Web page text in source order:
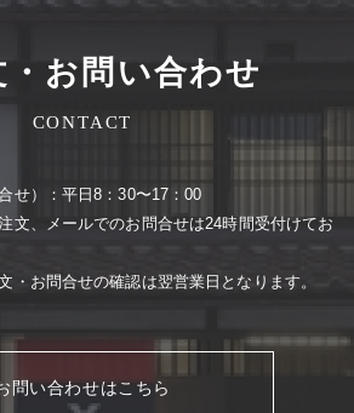
・お問い合わせ
CONTACT
問い合わせはこちら
せ）：平⽇8：30〜17：00
⽂、メールでのお問合せは24時間受付けてお
・お問合せの確認は翌営業⽇となります。